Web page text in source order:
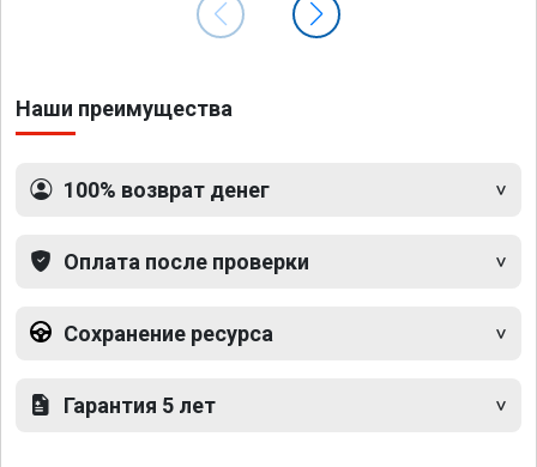
Наши преимущества
100% возврат денег
Оплата после проверки
Сохранение ресурса
Гарантия 5 лет